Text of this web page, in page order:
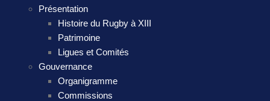
Présentation
Histoire du Rugby à XIII
Patrimoine
Ligues et Comités
Gouvernance
Organigramme
Commissions